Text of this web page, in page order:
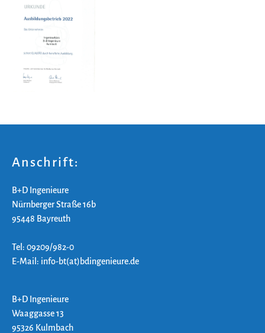
Anschrift:
B+D Ingenieure
Nürnberger Straße 16b
95448 Bayreuth
Tel: 09209/982-0
E-Mail: info-bt(at)bdingenieure.de
B+D Ingenieure
Waaggasse 13
95326 Kulmbach